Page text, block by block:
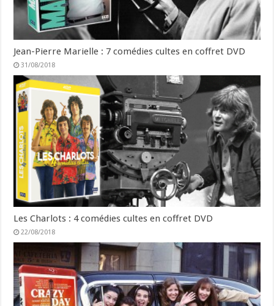
Jean-Pierre Marielle : 7 comédies cultes en coffret DVD
31/08/2018
Les Charlots : 4 comédies cultes en coffret DVD
22/08/2018